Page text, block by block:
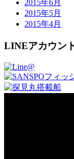
2015年6月
2015年5月
2015年4月
LINEアカウン